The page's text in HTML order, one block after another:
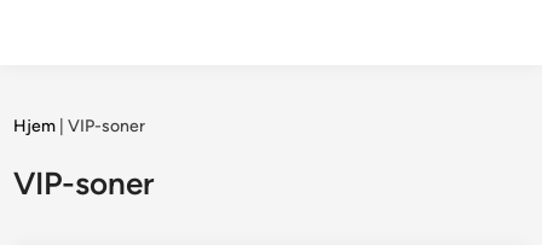
Hjem |VIP-soner
VIP-soner